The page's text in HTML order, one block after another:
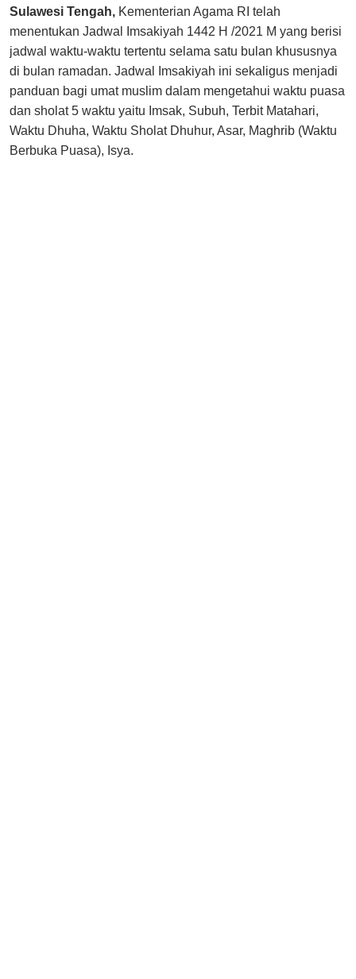
Sulawesi Tengah, Kementerian Agama RI telah
menentukan Jadwal Imsakiyah 1442 H /2021 M yang berisi
jadwal waktu-waktu tertentu selama satu bulan khususnya
di bulan ramadan. Jadwal Imsakiyah ini sekaligus menjadi
panduan bagi umat muslim dalam mengetahui waktu puasa
dan sholat 5 waktu yaitu Imsak, Subuh, Terbit Matahari,
Waktu Dhuha, Waktu Sholat Dhuhur, Asar, Maghrib (Waktu
Berbuka Puasa), Isya.